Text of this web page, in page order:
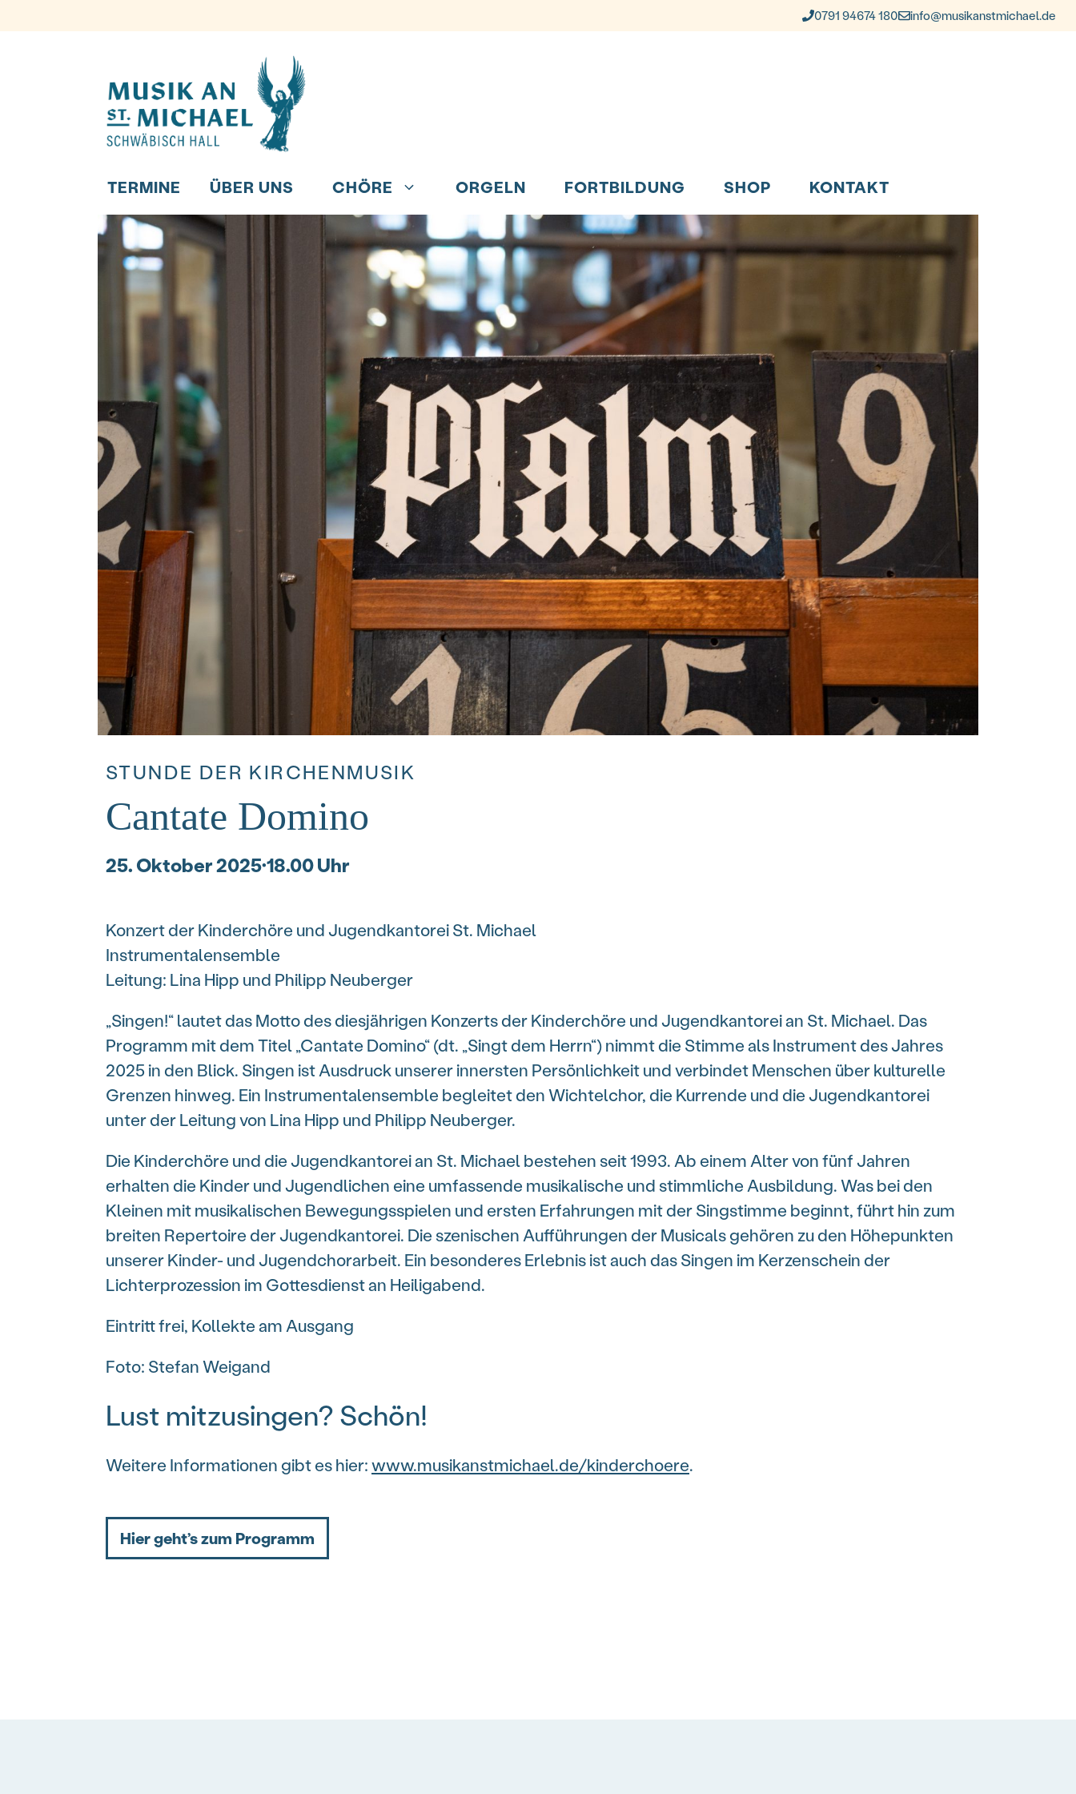
Inhalt
0791 94674 180 info@musikanstmichael.de
TERMINE ÜBER UNS CHÖRE ORGELN FORTBILDUNG SHOP KONTAKT
STUNDE DER KIRCHENMUSIK
Cantate Domino
25. Oktober 2025·18.00 Uhr
Konzert der Kinderchöre und Jugendkantorei St. Michael
Instrumentalensemble
Leitung: Lina Hipp und Philipp Neuberger
„Singen!“ lautet das Motto des diesjährigen Konzerts der Kinderchöre und Jugendkantorei an St. Michael. Das
Programm mit dem Titel „Cantate Domino“ (dt. „Singt dem Herrn“) nimmt die Stimme als Instrument des Jahres
2025 in den Blick. Singen ist Ausdruck unserer innersten Persönlichkeit und verbindet Menschen über kulturelle
Grenzen hinweg. Ein Instrumentalensemble begleitet den Wichtelchor, die Kurrende und die Jugendkantorei
unter der Leitung von Lina Hipp und Philipp Neuberger.
Die Kinderchöre und die Jugendkantorei an St. Michael bestehen seit 1993. Ab einem Alter von fünf Jahren
erhalten die Kinder und Jugendlichen eine umfassende musikalische und stimmliche Ausbildung. Was bei den
Kleinen mit musikalischen Bewegungsspielen und ersten Erfahrungen mit der Singstimme beginnt, führt hin zum
breiten Repertoire der Jugendkantorei. Die szenischen Aufführungen der Musicals gehören zu den Höhepunkten
unserer Kinder- und Jugendchorarbeit. Ein besonderes Erlebnis ist auch das Singen im Kerzenschein der
Lichterprozession im Gottesdienst an Heiligabend.
Eintritt frei, Kollekte am Ausgang
Foto: Stefan Weigand
Lust mitzusingen? Schön!
Weitere Informationen gibt es hier:www.musikanstmichael.de/kinderchoere.
Hier geht’s zum Programm